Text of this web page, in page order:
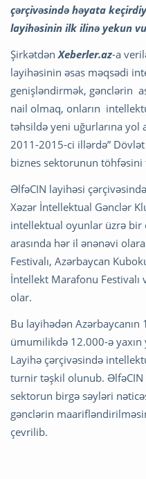
çərçivəsində həyata
layihəsinin ilk ilinə yekun
Şirkətdən Xeberler.az-a
layihəsinin əsas məqsədi
genişləndirmək, gənclərin
nail olmaq, onların
təhsildə yeni uğurlarına yol
2011-2015-ci illərdə” Dövlət
biznes sektorunun
ƏlfəCIN layihəsi
Xəzər İntellektual Gənclər
intellektual oyunlar üzrə
arasında hər il ənənəvi
Festivalı, Azərbaycan
İntellekt Marafonu Festivalı
olar.
Bu layihədən
ümumilikdə 12.000-ə yaxın
Layihə çərçivəsində
turnir təşkil olunub.
sektorun birgə səyləri
gənclərin
çevrilib.